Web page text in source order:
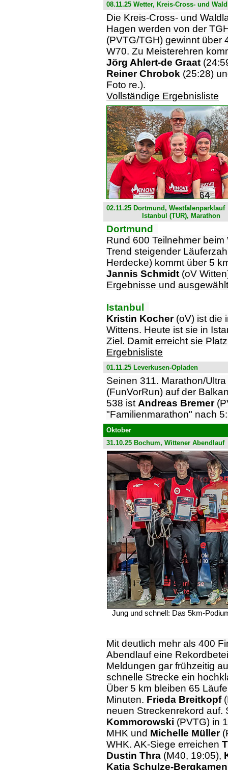
08.11.25 Wetter, Kreis-Cross- und
Die Kreis-Cross- und
Hagen werden von der
(PVTG/TGH) gewinnt über
W70. Zu Meisterehren
Jörg Ahlert-de Graat
Reiner Chrobok (25:28)
Foto re.).
Vollständige Ergebnisliste
02.11.25 Dortmund, Westfalenparklauf
Istanbul (TUR), Marathon
Dortmund
Rund 600 Teilnehmer
Trend steigender
Herdecke) kommt über 5
Jannis Schmidt (oV
Ergebnisse und
Istanbul
Kristin Kocher(oV) ist die
Wittens. Heute ist sie in
Ziel. Damit erreicht sie
Ergebnisliste
01.11.25 Leverkusen-Opladen
Seinen 311. Marathon/
(FunVorRun) auf der
538 ist Andreas Bremer
"Familienmarathon" nach
Oktober
31.10.25 Bochum, Wittener Abendlauf
Jung und schnell: Das 5km-
Mit deutlich mehr als 400
Abendlauf eine
Meldungen gar frühzeitig
schnelle Strecke ein
Über 5 km bleiben 65
Minuten. Frieda Breitkopf
neuen Streckenrekord
Kommorowski (PVTG) in
MHK und Michelle Müller
WHK. AK-Siege erreichen
Dustin Thra (M40, 19:05),
Katja Schulze-Bergkamen